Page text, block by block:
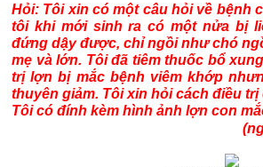
Hỏi: Tôi xin có một câu hỏi về bệnh
tôi khi mới sinh ra có một nửa bị
đứng dậy được, chỉ ngồi như chó
mẹ và lớn. Tôi đã tiêm thuốc bổ
trị lợn bị mắc bệnh viêm khớp
thuyên giảm. Tôi xin hỏi cách điều trị
Tôi có đính kèm hình ảnh lợn con